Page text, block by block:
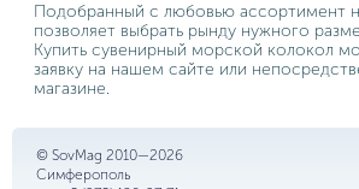
Подобранный с любовью ассортимент
позволяет выбрать рынду нужного
Купить сувенирный морской колокол
заявку на нашем сайте или
магазине.
© SovMag 2010—2026
Симферополь